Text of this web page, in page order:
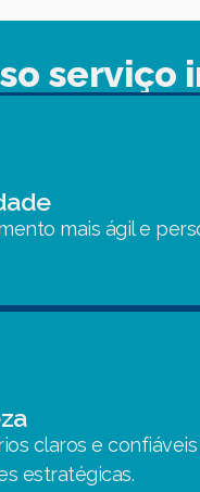
serviço
mais ágil e
claros e
estratégicas.